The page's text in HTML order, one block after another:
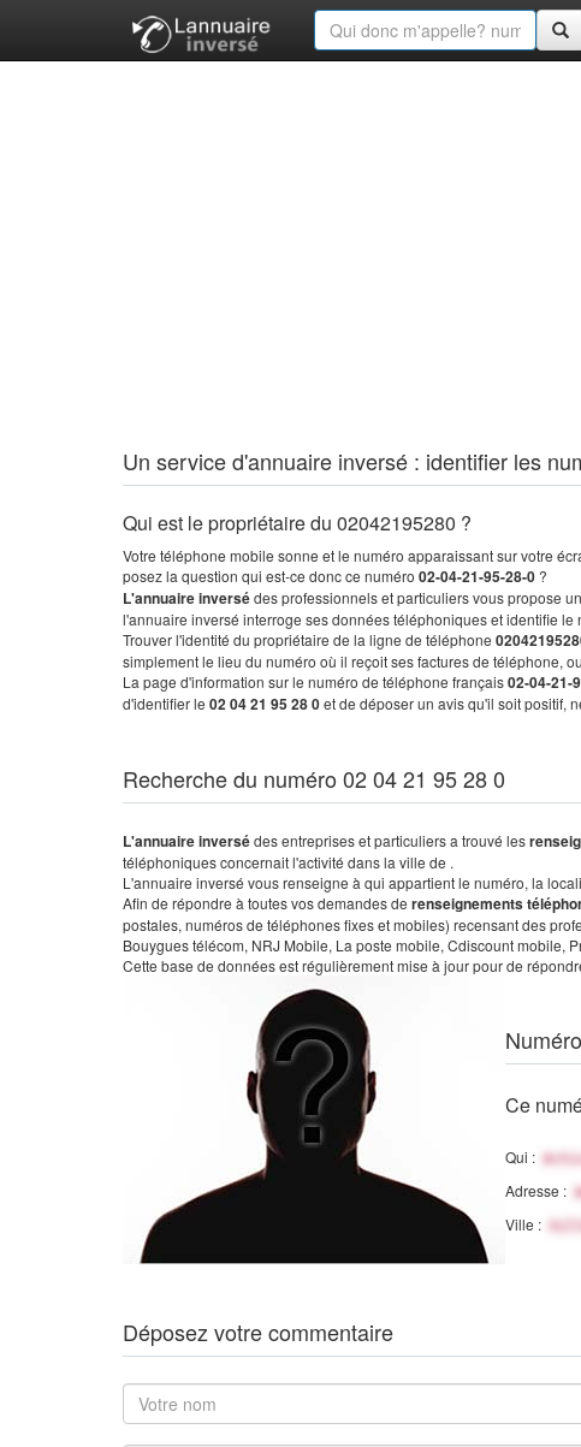
Un service d'annuaire inversé : identifier les
Qui est le propriétaire du 02042195280 ?
Votre téléphone mobile sonne et le numéro apparaissant sur votre
posez la question qui est-ce donc ce numéro 02-04-21-95-28-0 ?
L'annuaire inversédes professionnels et particuliers vous propose
l'annuaire inversé interroge ses données téléphoniques et identifie le
Trouver l'identité du propriétaire de la ligne de téléphone
simplement le lieu du numéro où il reçoit ses factures de téléphone,
La page d'information sur le numéro de téléphone français02-04-21-
d'identifier le 02 04 21 95 28 0et de déposer un avis qu'il soit positif,
Recherche du numéro 02 04 21 95 28 0
L'annuaire inversédes entreprises et particuliers a trouvé les
téléphoniques concernait l'activité dans la ville de .
L'annuaire inversé vous renseigne à qui appartient le numéro, la
Afin de répondre à toutes vos demandes de renseignements
postales, numéros de téléphones fixes et mobiles) recensant des
Bouygues télécom, NRJ Mobile, La poste mobile, Cdiscount mobile,
Cette base de données est régulièrement mise à jour pour de
Ce
Qui :
Adresse :
Ville :
Déposez votre commentaire